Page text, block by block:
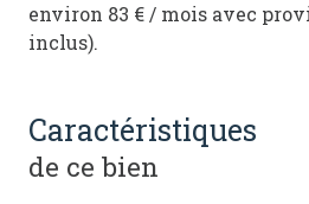
environ 83 € / mois avec
inclus).
caractéristiques
de ce bien